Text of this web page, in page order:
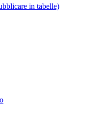
in tabelle)